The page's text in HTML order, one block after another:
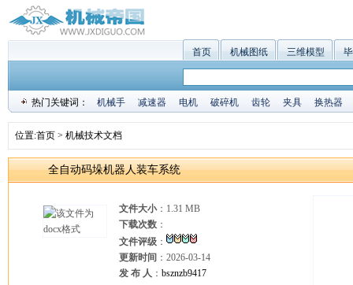
首页 机械图纸 三维模型
热门关键词： 机械手 减速器 电机 破碎机 齿轮 夹具 换热器
位置:首页 > 机械技术文档
全自动码垛机器人装车系统
文件大小：1.31 MB
下载次数 ：
文件评级 ：
更新时间 ：2026-03-14
发 布 人 ： bsznzb9417